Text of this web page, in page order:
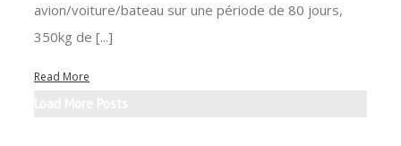
avion/voiture/bateau sur une période de 80 jours,
350kg de [...]
Read More